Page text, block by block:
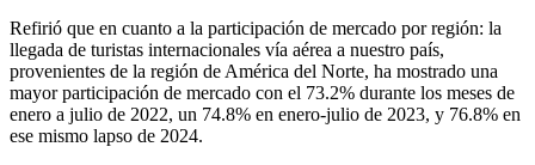
Refirió que en cuanto a la participación de mercado por región: la
llegada de turistas internacionales vía aérea a nuestro país,
provenientes de la región de América del Norte, ha mostrado una
mayor participación de mercado con el 73.2% durante los meses de
enero a julio de 2022, un 74.8% en enero-julio de 2023, y 76.8% en
ese mismo lapso de 2024.